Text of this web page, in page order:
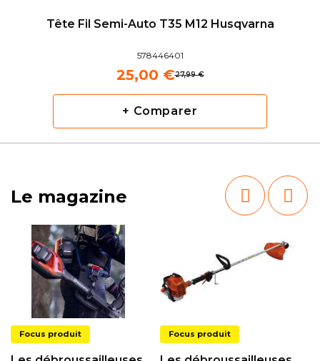
Tête Fil Semi-Auto T35 M12 Husqvarna
578446401
27,99 €
25,00 €
+ Comparer
Le magazine
Focus produit Focus produit